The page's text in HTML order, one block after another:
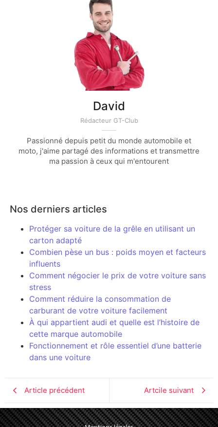
David
Rédacteur GT-Club
Passionné depuis petit du monde automobile et
moto, j'aime partagé des informations et transmettre
ma passion à ceux qui m'entourent
Nos derniers articles
Protéger sa voiture de la grêle en utilisant un
carton adapté
Combien pèse un bus : poids moyen et facteurs
influents
Comment négocier le prix de votre voiture sans
stress
Comment réduire la consommation de
carburant de votre voiture facilement
À qui appartient audi et quelle est l’histoire de
cette marque automobile
Fonctionnement et rôle essentiel d’une batterie
dans une voiture
Article précédent Artcile suivant